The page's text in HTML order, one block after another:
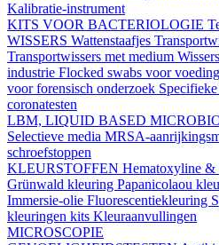
Kalibratie-instrument
KITS VOOR BACTERIOLOGIE
WISSERS Wattenstaafjes
Transportwissers met medium
industrie Flocked swabs voor
voor forensisch onderzoek
coronatesten
LBM, LIQUID BASED
Selectieve media MRSA-
schroefstoppen
KLEURSTOFFEN Hematoxyline
Grünwald kleuring Papanicolaou
Immersie-olie Fluorescentiekleuring
kleuringen kits Kleuraanvullingen
MICROSCOPIE